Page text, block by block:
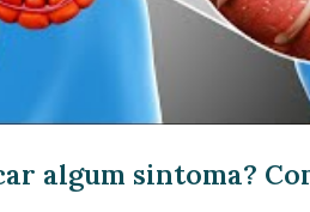
algum sintoma?